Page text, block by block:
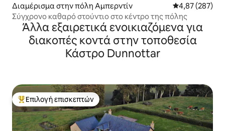
Διαμέρισμα στην πόλη Αμπερντίν Μέση
4,87 (287)
Σύγχρονο καθαρό στούντιο στο κέντρο της πόλης
Άλλα εξαιρετικά ενοικιαζόμενα για
διακοπές κοντά στην τοποθεσία
Κάστρο Dunnottar
Κορυφαία επιλογή επισκεπτών
Επιλογή επισκεπτών